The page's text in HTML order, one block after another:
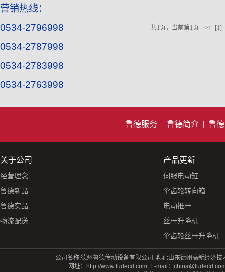
共1页，当前第1页 << [1]
营销热线：
0534-2796998
0534-2787998
0534-2783998
0534-2763998
鲁德服务 | 鲁德简介 | 鲁
关于公司
经营理念
鲁德新品
鲁德实品
物流配送
产品更新
伺服电动缸
伞齿轮转向箱
电动推杆
丝杆升降机
伞齿轮丝杆升降机
公司名称:德州鲁德传动设备有限公司 地址:山东德州高新经济
网址：
http://www.ludecd.comE-mail：